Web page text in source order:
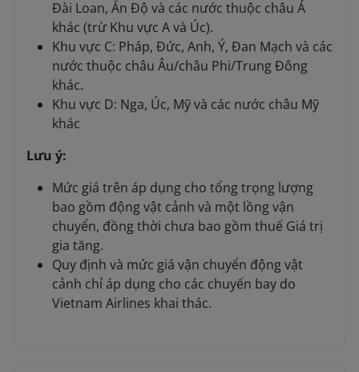
Đài Loan, Ấn Độ và các nước thuộc châu Á
khác (trừ Khu vực A và Úc).
Khu vực C: Pháp, Đức, Anh, Ý, Đan Mạch và các
nước thuộc châu Âu/châu Phi/Trung Đông
khác.
Khu vực D: Nga, Úc, Mỹ và các nước châu Mỹ
khác
Lưu ý:
Mức giá trên áp dụng cho tổng trọng lượng
bao gồm động vật cảnh và một lồng vận
chuyển, đồng thời chưa bao gồm thuế Giá trị
gia tăng.
Quy định và mức giá vận chuyển động vật
cảnh chỉ áp dụng cho các chuyến bay do
Vietnam Airlines khai thác.